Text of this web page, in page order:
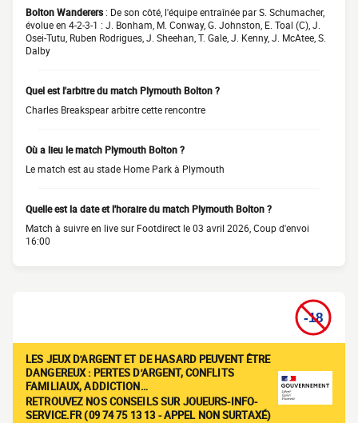
Bolton Wanderers: De son côté, l'équipe entraînée par S. Schumacher,
évolue en 4-2-3-1 : J. Bonham, M. Conway, G. Johnston, E. Toal (C), J.
Osei-Tutu, Ruben Rodrigues, J. Sheehan, T. Gale, J. Kenny, J. McAtee, S.
Dalby
Quel est l'arbitre du match Plymouth Bolton ?
Charles Breakspear arbitre cette rencontre
Où a lieu le match Plymouth Bolton ?
Le match est au stade Home Park à Plymouth
Quelle est la date et l'horaire du match Plymouth Bolton ?
Match à suivre en live sur Footdirect le 03 avril 2026, Coup d'envoi
16:00
LES JEUX D'ARGENT ET DE HASARD PEUVENT ÊTRE
DANGEREUX : PERTES D'ARGENT, CONFLITS
FAMILIAUX, ADDICTION…
RETROUVEZ NOS CONSEILS SUR JOUEURS-INFO-
SERVICE.FR (09 74 75 13 13 - APPEL NON SURTAXÉ)